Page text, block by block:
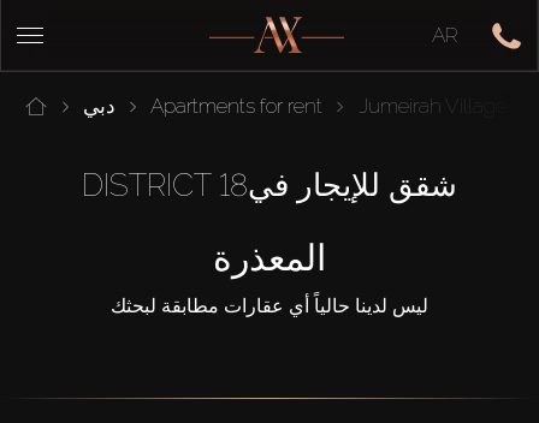
AR
دبي Apartments for rent Jumeirah Village
شقق للإيجار فيDISTRICT 18
المعذرة
ليس لدينا حالياً أي عقارات مطابقة لبحثك